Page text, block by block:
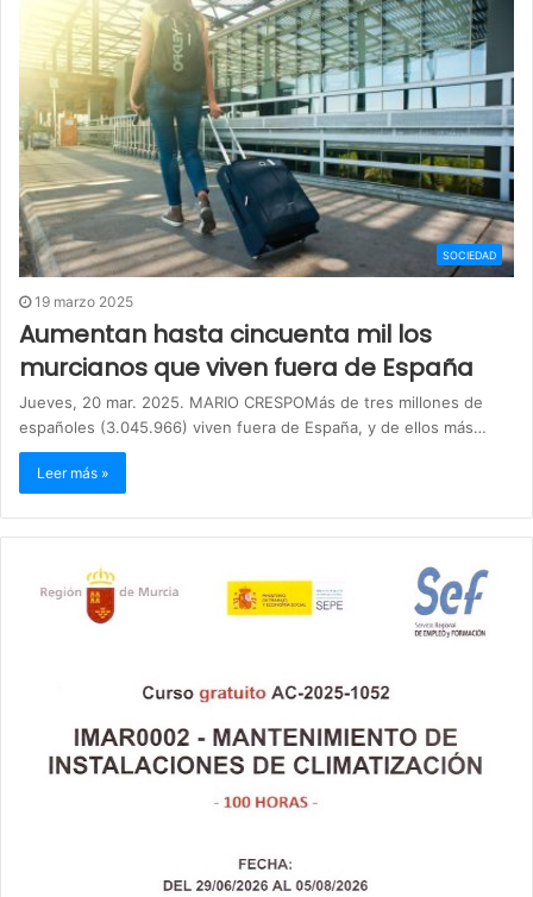
SOCIEDAD
19 marzo 2025
Aumentan hasta cincuenta mil los
murcianos que viven fuera de España
Jueves, 20 mar. 2025. MARIO CRESPOMás de tres millones de
españoles (3.045.966) viven fuera de España, y de ellos más…
Leer más »